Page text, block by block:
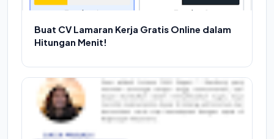
Buat CV Lamaran Kerja Gratis Online dalam
Hitungan Menit!